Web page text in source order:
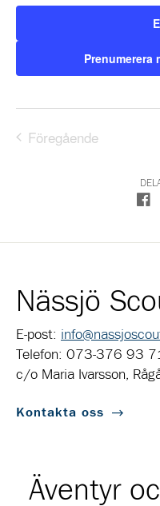
Prenumerera
Föregående
Nässjö
E-post:
Telefon: 073-376 93
c/o Maria Ivarsson,
Kontakta oss
Äventyr